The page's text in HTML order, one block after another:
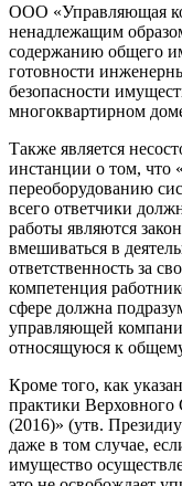
ООО «Управляющая
ненадлежащим
содержанию общего
готовности
безопасности
многоквартирном
Также является
инстанции о том, что
переоборудованию
всего ответчики
работы являются
вмешиваться в
ответственность за
компетенция
сфере должна
управляющей
относящуюся к
Кроме того, как
практики
(2016)» (утв.
даже в том случае,
имущество